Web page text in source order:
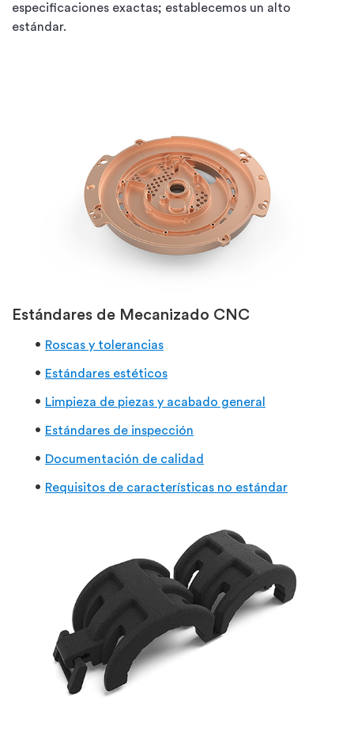
especificaciones exactas; establecemos un alto
estándar.
Estándares de Mecanizado CNC
Roscas y tolerancias
Estándares estéticos
Limpieza de piezas y acabado general
Estándares de inspección
Documentación de calidad
Requisitos de características no estándar